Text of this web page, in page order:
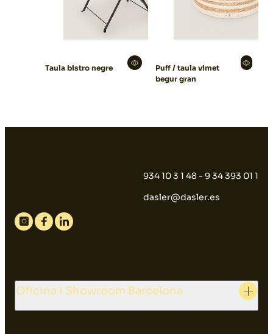
Taula bistro negre
Puff / taula vimet
begur gran
934 10 3 1 48 - 9 34 393 01 1
dasler@dasler.es
Instagram
FacebookLinkedin
Oficina i Showroom Barcelona